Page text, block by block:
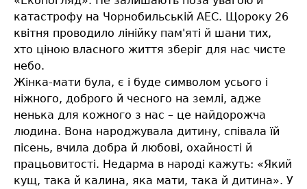
катастрофу на Чорнобильській АЕС. Щороку 26
квітня проводило лінійку пам'яті й шани тих,
хто ціною власного життя зберіг для нас чисте
небо.
Жінка-мати була, є і буде символом усього і
ніжного, доброго й чесного на землі, адже
ненька для кожного з нас – це найдорожча
людина. Вона народжувала дитину, співала їй
пісень, вчила добра й любові, охайності й
працьовитості. Недарма в народі кажуть: «Який
кущ, така й калина, яка мати, така й дитина». У